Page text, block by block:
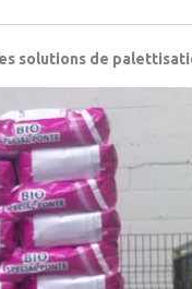
solutions de